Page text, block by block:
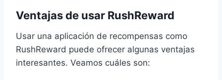
Ventajas de usar RushReward
Usar una aplicación de recompensas como
RushReward puede ofrecer algunas ventajas
interesantes. Veamos cuáles son: